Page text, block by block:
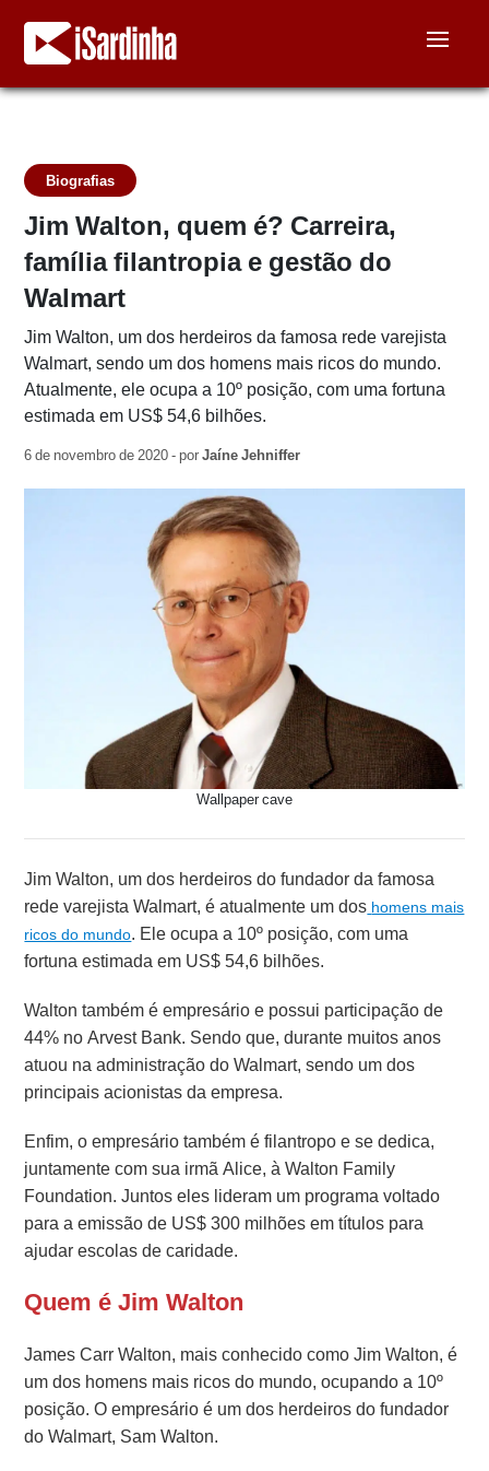
Biografias
Jim Walton, quem é? Carreira,
família filantropia e gestão do
Walmart
Jim Walton, um dos herdeiros da famosa rede varejista
Walmart, sendo um dos homens mais ricos do mundo.
Atualmente, ele ocupa a 10º posição, com uma fortuna
estimada em US$ 54,6 bilhões.
6 de novembro de 2020 - porJaíne Jehniffer
Wallpaper cave
Jim Walton, um dos herdeiros do fundador da famosa
rede varejista Walmart, é atualmente um dos homens mais
ricos do mundo. Ele ocupa a 10º posição, com uma
fortuna estimada em US$ 54,6 bilhões.
Walton também é empresário e possui participação de
44% no Arvest Bank. Sendo que, durante muitos anos
atuou na administração do Walmart, sendo um dos
principais acionistas da empresa.
Enfim, o empresário também é filantropo e se dedica,
juntamente com sua irmã Alice, à Walton Family
Foundation. Juntos eles lideram um programa voltado
para a emissão de US$ 300 milhões em títulos para
ajudar escolas de caridade.
Quem é Jim Walton
James Carr Walton, mais conhecido como Jim Walton, é
um dos homens mais ricos do mundo, ocupando a 10º
posição. O empresário é um dos herdeiros do fundador
do Walmart, Sam Walton.